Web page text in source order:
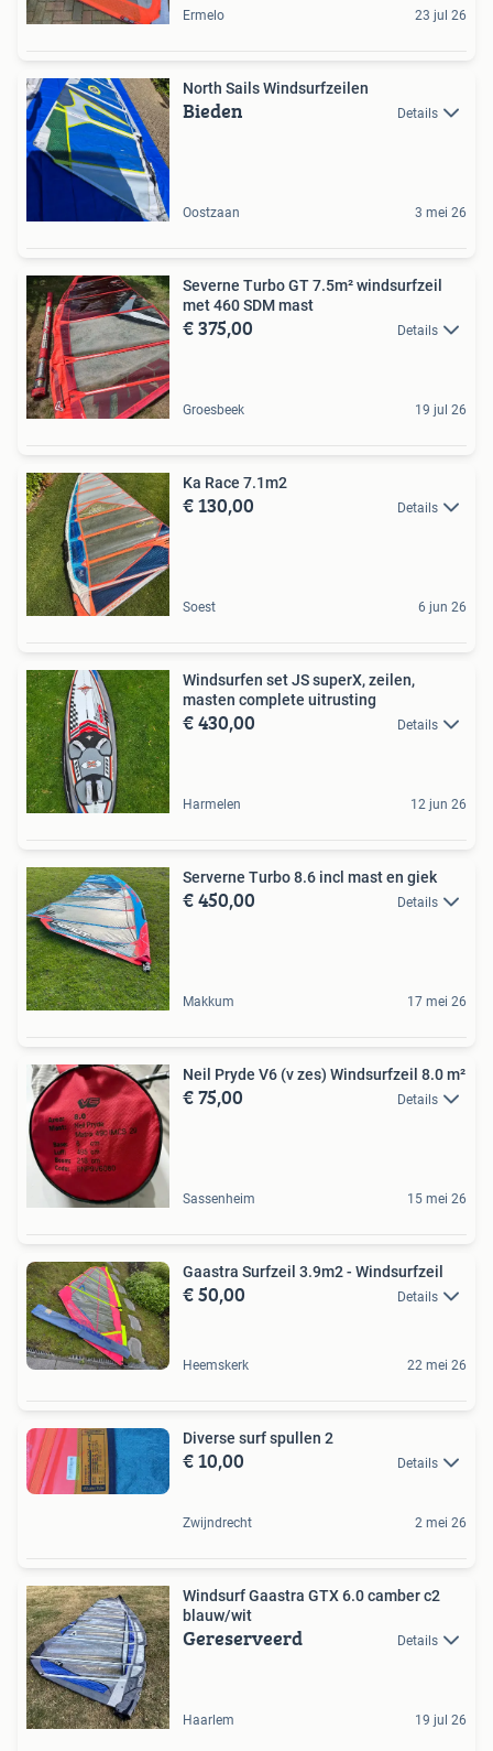
Ermelo 23 jul 26
North Sails Windsurfzeilen
Bieden Details
Oostzaan 3 mei 26
Severne Turbo GT 7.5m² windsurfzeil
met 460 SDM mast
€ 375,00 Details
Groesbeek 19 jul 26
Ka Race 7.1m2
€ 130,00 Details
Soest 6 jun 26
Windsurfen set JS superX, zeilen,
masten complete uitrusting
€ 430,00 Details
Harmelen 12 jun 26
Serverne Turbo 8.6 incl mast en giek
€ 450,00 Details
Makkum 17 mei 26
Neil Pryde V6 (v zes) Windsurfzeil 8.0 m²
€ 75,00 Details
Sassenheim 15 mei 26
Gaastra Surfzeil 3.9m2 - Windsurfzeil
€ 50,00 Details
Heemskerk 22 mei 26
Diverse surf spullen 2
€ 10,00 Details
Zwijndrecht 2 mei 26
Windsurf Gaastra GTX 6.0 camber c2
blauw/wit
Gereserveerd Details
Haarlem 19 jul 26